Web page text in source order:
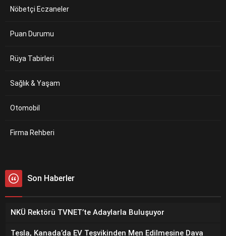
Nöbetçi Eczaneler
Puan Durumu
Rüya Tabirleri
Sağlık & Yaşam
Otomobil
Firma Rehberi
Son Haberler
NKÜ Rektörü TVNET’te Adaylarla Buluşuyor
Tesla, Kanada’da EV Teşvikinden Men Edilmesine Dava